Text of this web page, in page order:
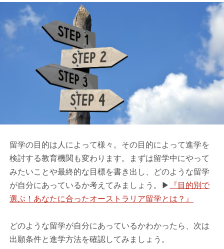
留学の目的は人によって様々。その目的によって進学を
検討する教育機関も変わります。まずは留学中にやって
みたいことや最終的な目標を書き出し、どのような留学
が自分にあっているか考えてみましょう。▶
『目的別で
選ぶ！あなたに合ったオーストラリア留学とは？』
どのような留学が自分にあっているかわかったら、次は
出願条件と進学方法を確認してみましょう。